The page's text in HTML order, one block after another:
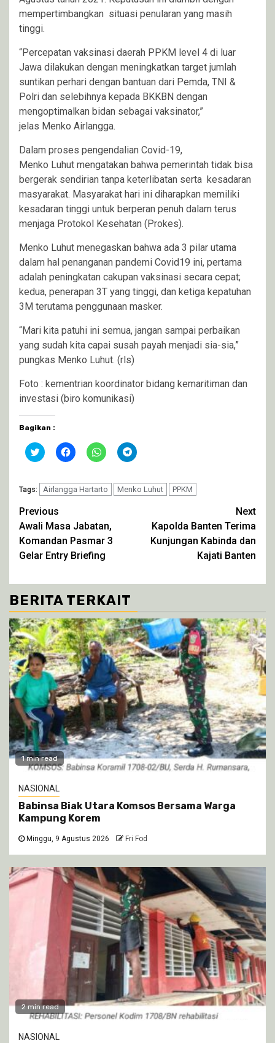
mempertimbangkan situasi penularan yang masih
tinggi.
“Percepatan vaksinasi daerah PPKM level 4 di luar
Jawa dilakukan dengan meningkatkan target jumlah
suntikan perhari dengan bantuan dari Pemda, TNI &
Polri dan selebihnya kepada BKKBN dengan
mengoptimalkan bidan sebagai vaksinator,”
jelas Menko Airlangga.
Dalam proses pengendalian Covid-19,
Menko Luhut mengatakan bahwa pemerintah tidak bisa
bergerak sendirian tanpa keterlibatan serta kesadaran
masyarakat. Masyarakat hari ini diharapkan memiliki
kesadaran tinggi untuk berperan penuh dalam terus
menjaga Protokol Kesehatan (Prokes).
Menko Luhut menegaskan bahwa ada 3 pilar utama
dalam hal penanganan pandemi Covid19 ini, pertama
adalah peningkatan cakupan vaksinasi secara cepat;
kedua, penerapan 3T yang tinggi, dan ketiga kepatuhan
3M terutama penggunaan masker.
“Mari kita patuhi ini semua, jangan sampai perbaikan
yang sudah kita capai susah payah menjadi sia-sia,”
pungkas Menko Luhut. (rls)
Foto : kementrian koordinator bidang kemaritiman dan
investasi (biro komunikasi)
Bagikan :
Klik
untuk
Twitter(Membuka
di
jendela
yang
baru)
Klik
untuk
Facebook(Membuka
di
jendela
Klik
untuk
WhatsApp(Membuka
di
jendela
Klik
untuk
Telegram(Membuka
di
jendela
Tags: Airlangga Hartarto Menko Luhut PPKM
Continue
Reading
Previous
Awali Masa Jabatan,
Komandan Pasmar 3
Gelar Entry Briefing
Next
Kapolda Banten Terima
Kunjungan Kabinda dan
Kajati Banten
BERITA TERKAIT
1 min read
NASIONAL
Babinsa Biak Utara Komsos Bersama Warga
Kampung Korem
Minggu, 9 Agustus 2026 Fri Fod
2 min read
NASIONAL